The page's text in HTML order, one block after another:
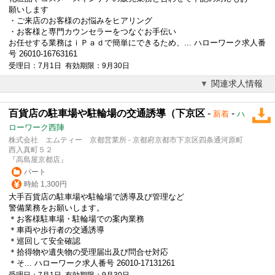
願いします
・ご来店のお客様のお悩みをヒアリング
・お客様と専門カウンセラーをつなぐお手伝い
お任せする業務はｉＰａｄで簡単にできるため、... ハローワーク求人番
号 26010-16763161
受理日：7月1日 有効期限：9月30日
関連求人情報
百貨店の駐車場や駐輪場の交通誘導（下京区 - 新着 - ハ
ローワーク西陣
株式会社 エムティー 京都営業所 - 京都府京都市下京区四条通河原町
西入真町５２
『高島屋京都店』
パート
時給 1,300円
大手百貨店の駐車場や駐輪場で誘導及び管理など
警備業務をお願いします。
＊お客様駐車場・駐輪場での案内業務
＊車両や歩行者の交通誘導
＊巡回して安全確認
＊拾得物や遺失物の受理届出及び問合せ対応
＊そ... ハローワーク求人番号 26010-17131261